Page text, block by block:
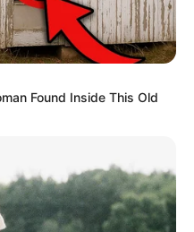
Found Inside This Old